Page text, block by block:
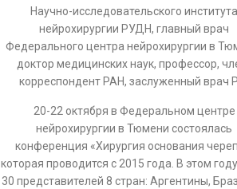
Научно-исследовательского института
нейрохирургии РУДН, главный врач
Федерального центра нейрохирургии в
доктор медицинских наук, профессор,
корреспондент РАН, заслуженный врач
20-22 октября в Федеральном центре
нейрохирургии в Тюмени состоялась
конференция «Хирургия основания
которая проводится с 2015 года. В этом
30 представителей 8 стран: Аргентины,